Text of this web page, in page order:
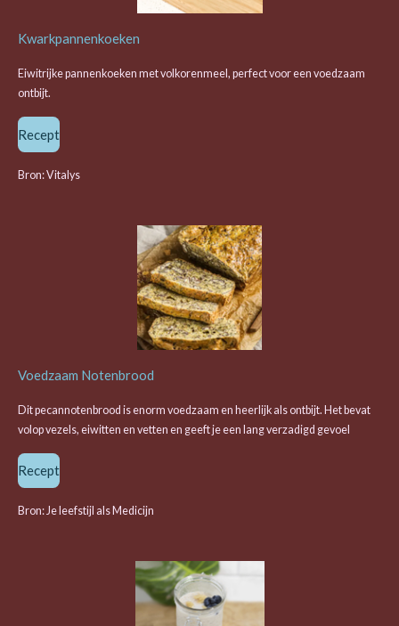
Kwarkpannenkoeken
Eiwitrijke pannenkoeken met volkorenmeel, perfect voor een voedzaam
ontbijt.
Recept
Bron: Vitalys
Voedzaam Notenbrood
Dit pecannotenbrood is enorm voedzaam en heerlijk als ontbijt. Het bevat
volop vezels, eiwitten en vetten en geeft je een lang verzadigd gevoel
Recept
Bron: Je leefstijl als Medicijn